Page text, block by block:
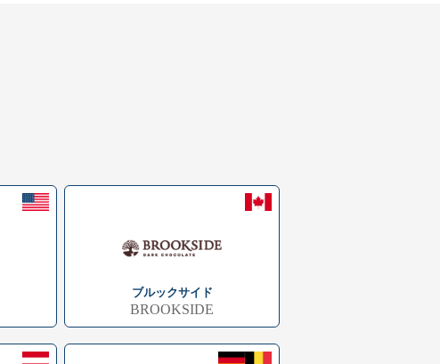
ブルックサイド
BROOKSIDE